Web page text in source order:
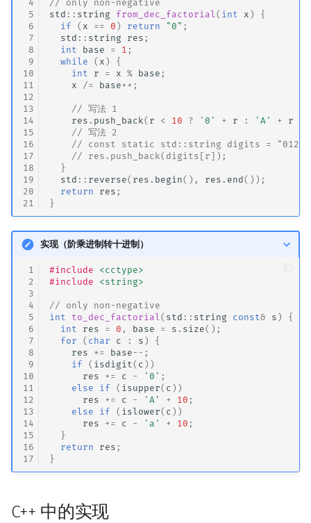
4
5
6
7
8
9
10
11
12
13
14
15
16
17
18
19
20
21
// only non-negative
std :: string from_dec_factorial ( int x )
{
if
( x == 0 ) return "0" ;
std :: string res ;
int
base = 1 ;
while
( x )
{
int
r = x % base ;
x
/= base++ ;
// 写法 1
res . push_back( r < 10 ? '0' + r : 'A' + r
// 写法 2
// const static std::string digits =
// res.push_back(digits[r]);
}
std :: reverse( res . begin(), res . end());
return
res ;
}
实现（阶乘进制转十进制）
1
2
3
4
5
6
7
8
9
10
11
12
13
14
15
16
17
#include
<cctype>
#include
<string>
// only non-negative
int
to_dec_factorial ( std :: string const& s )
{
int
res = 0 , base = s . size();
for
( char c : s )
{
res
*= base-- ;
if
( isdigit ( c ))
res
+= c - '0' ;
else
if ( isupper( c ))
res
+= c - 'A' + 10 ;
else
if ( islower( c ))
res
+= c - 'a' + 10 ;
}
return
res ;
}
C++ 中的实现